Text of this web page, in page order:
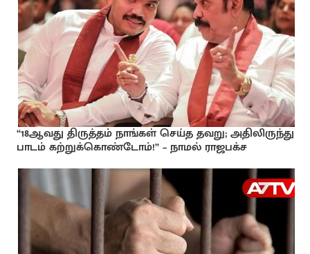
“18ஆவது திருத்தம் நாங்கள் செய்த தவறு; அதிலிருந்து
பாடம் கற்றுக்கொண்டோம்!” – நாமல் ராஜபக்ச